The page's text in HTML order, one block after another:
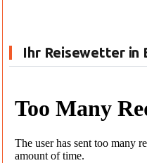
Ihr Reisewetter in